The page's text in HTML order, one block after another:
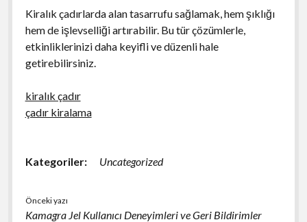
Kiralık çadırlarda alan tasarrufu sağlamak, hem şıklığı
hem de işlevselliği artırabilir. Bu tür çözümlerle,
etkinliklerinizi daha keyifli ve düzenli hale
getirebilirsiniz.
kiralık çadır
çadır kiralama
Kategoriler: Uncategorized
Önceki yazı
Kamagra Jel Kullanıcı Deneyimleri ve Geri Bildirimler